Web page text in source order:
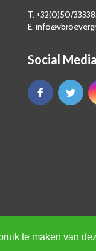
te maken van
T. +32(0)50/
E.
Social Media
2026